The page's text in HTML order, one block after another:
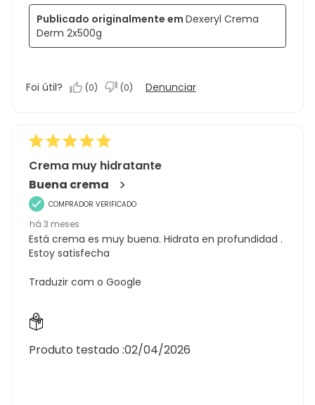
Publicado originalmente em Dexeryl Crema
Derm 2x500g
Foi útil? (0) (0) Denunciar
Crema muy hidratante
Buena crema
COMPRADOR VERIFICADO
há 3 meses
Está crema es muy buena. Hidrata en profundidad .
Estoy satisfecha
Traduzir com o Google
Produto testado :02/04/2026